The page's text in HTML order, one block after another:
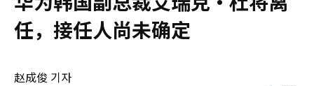
任，接任人尚未确定
赵成俊 기자